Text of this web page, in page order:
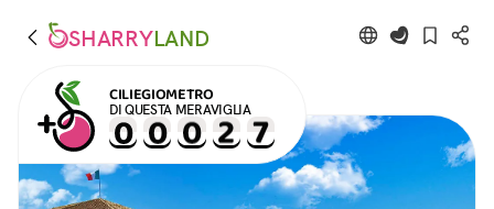
SHARRYLAND
CILIEGIOMETRO
DI QUESTA MERAVIGLIA